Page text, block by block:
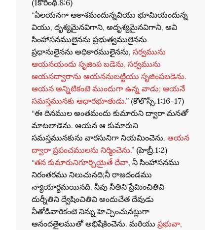
(1కొరింథీ.8:6)
“ఏలయనగా ఆకాశమందున్నవియు భూమియందున్న
వియు, దృశ్యమైనవిగాని, అదృశ్యమైనవిగాని, అవి
సింహాసనములైనను ప్రభుత్వములైనను
ప్రధానులైనను అధికారములైనను, సర్వమును
ఆయనయందు సృజింప బడెను, సర్వమును
ఆయనద్వారాను ఆయననుబట్టియు సృజింపబడెను.
ఆయన అన్నిటికంటె ముందుగా ఉన్న వాడు; ఆయనే
సమస్తమునకు ఆధారభూతుడు.” (కొలొస్సీ.1:16-17)
“ఈ దినముల అంతమందు కుమారుని ద్వారా మనతో
మాటలాడెను. ఆయన ఆ కుమారుని
సమస్తమునకును వారసునిగా నియమించెను. ఆయన
ద్వారా ప్రపంచములను నిర్మించెను.” (హెబ్రీ.1:2)
“తన కుమారునిగూర్చియైతే దేవా, నీ సింహాసనము
నిరంతరము నిలుచునది;నీ రాజదండము
న్యాయార్థమయినది. నీవు నీతిని ప్రేమించితివి
దుర్నీతిని ద్వేషించితివి అందుచేత దేవుడు
నీతోడివారికంటె నిన్ను హెచ్చించునట్లుగా
ఆనందతైలముతో అభిషేకించెను. మరియు ప్రభువా,